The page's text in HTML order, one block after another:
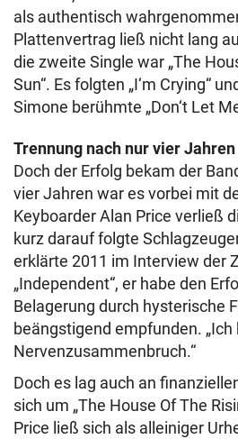
als authentisch
Plattenvertrag ließ nicht lang
die zweite Single war „The
Sun“. Es folgten „I‘m Crying“
Simone berühmte „Don‘t Let
Trennung nach nur vier Jahren
Doch der Erfolg bekam der
vier Jahren war es vorbei mit
Keyboarder Alan Price verließ
kurz darauf folgte
erklärte 2011 im Interview der
„Independent“, er habe den
Belagerung durch hysterische
beängstigend empfunden. „Ich
Nervenzusammenbruch.“
Doch es lag auch an
sich um „The House Of The
Price ließ sich als alleiniger